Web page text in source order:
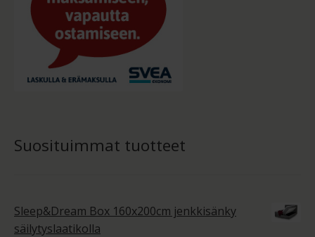
Suosituimmat tuotteet
Sleep&Dream Box 160x200cm jenkkisänky
säilytyslaatikolla